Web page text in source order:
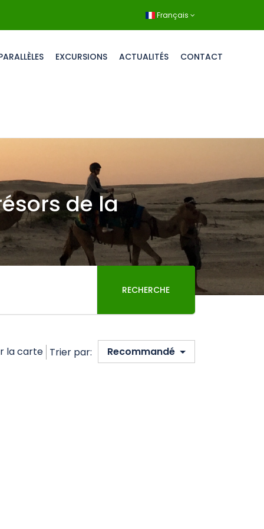
Français
EXCURSIONS ACTUALITÉS CONTACT
de la
RECHERCHE
la carte Trier par: Recommandé